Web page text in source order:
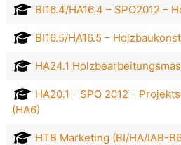
BI16.4/HA16.4 – SPO2012 –
BI16.5/HA16.5 –
HA24.1
HA20.1 - SPO 2012 -
(HA6)
HTB Marketing (BI/HA/IAB-